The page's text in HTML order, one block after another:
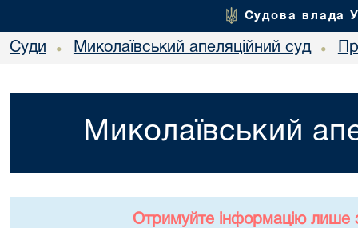
Судова влада
Суди • Миколаївський апеляційний суд •
Миколаївський
Отримуйте інформацію лише